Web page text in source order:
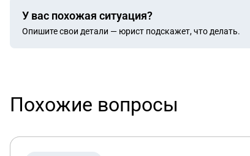
У вас похожая ситуация?
Опишите свои детали — юрист подскажет, что делать.
Похожие вопросы